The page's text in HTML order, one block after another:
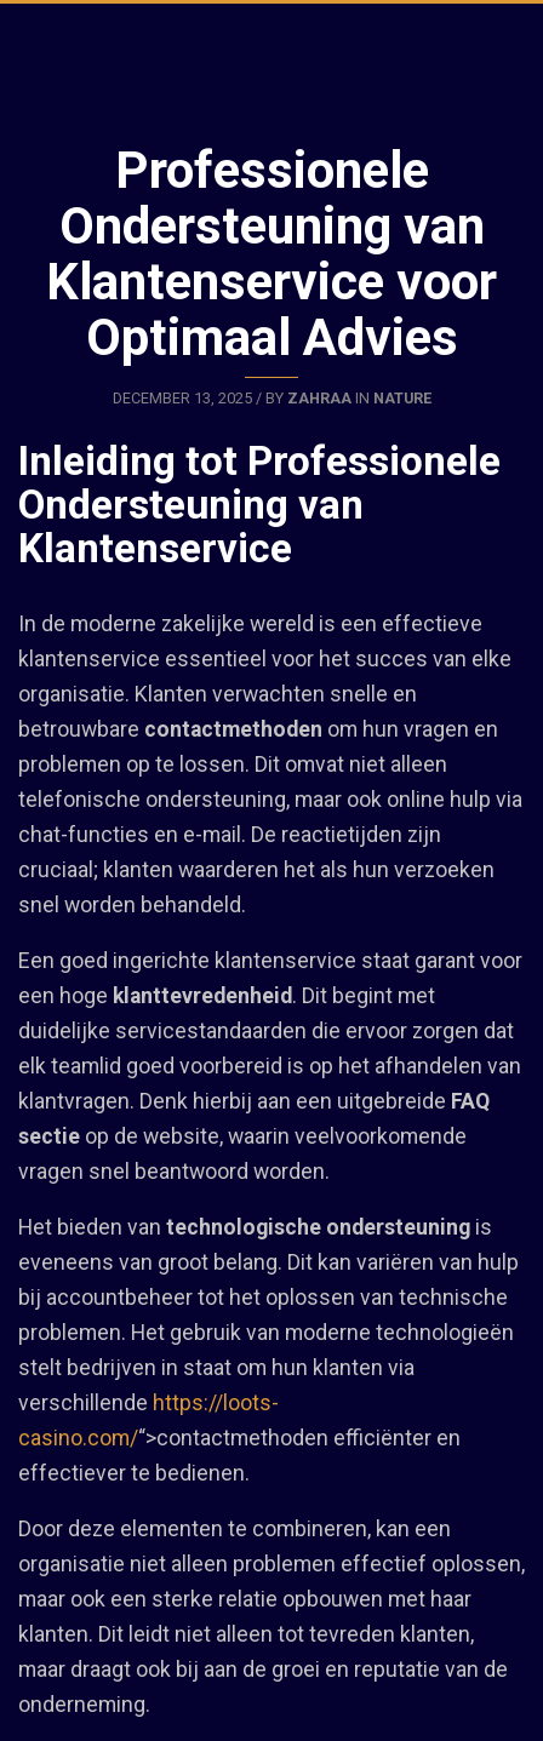
Professionele
Ondersteuning van
Klantenservice voor
Optimaal Advies
DECEMBER 13, 2025 / BY ZAHRAAIN NATURE
Inleiding tot Professionele
Ondersteuning van
Klantenservice
In de moderne zakelijke wereld is een effectieve
klantenservice essentieel voor het succes van elke
organisatie. Klanten verwachten snelle en
betrouwbare contactmethoden om hun vragen en
problemen op te lossen. Dit omvat niet alleen
telefonische ondersteuning, maar ook online hulp via
chat-functies en e-mail. De reactietijden zijn
cruciaal; klanten waarderen het als hun verzoeken
snel worden behandeld.
Een goed ingerichte klantenservice staat garant voor
een hoge klanttevredenheid . Dit begint met
duidelijke servicestandaarden die ervoor zorgen dat
elk teamlid goed voorbereid is op het afhandelen van
klantvragen. Denk hierbij aan een uitgebreide FAQ
sectie op de website, waarin veelvoorkomende
vragen snel beantwoord worden.
Het bieden van technologische ondersteuning is
eveneens van groot belang. Dit kan variëren van hulp
bij accountbeheer tot het oplossen van technische
problemen. Het gebruik van moderne technologieën
stelt bedrijven in staat om hun klanten via
verschillende https://loots-
casino.com/“>contactmethoden efficiënter en
effectiever te bedienen.
Door deze elementen te combineren, kan een
organisatie niet alleen problemen effectief oplossen,
maar ook een sterke relatie opbouwen met haar
klanten. Dit leidt niet alleen tot tevreden klanten,
maar draagt ook bij aan de groei en reputatie van de
onderneming.